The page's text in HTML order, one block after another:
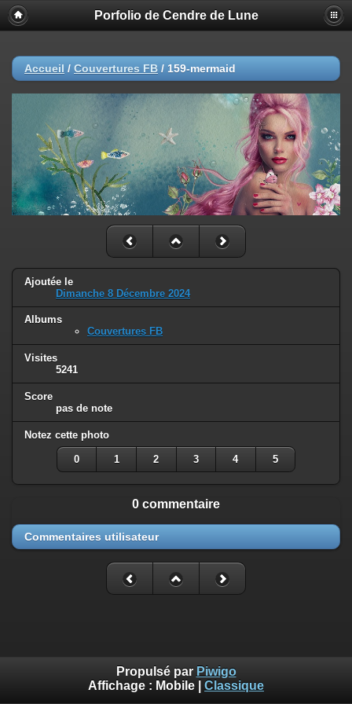
Porfolio de Cendre de Lune
Accueil / Couvertures FB / 159-mermaid
Ajoutée le
Dimanche 8 Décembre 2024
Albums
Couvertures FB
Visites
5241
Score
pas de note
Notez cette photo
0 1 2 3 4 5
0 commentaire
Commentaires utilisateur
Propulsé par Piwigo
Affichage : Mobile Classique